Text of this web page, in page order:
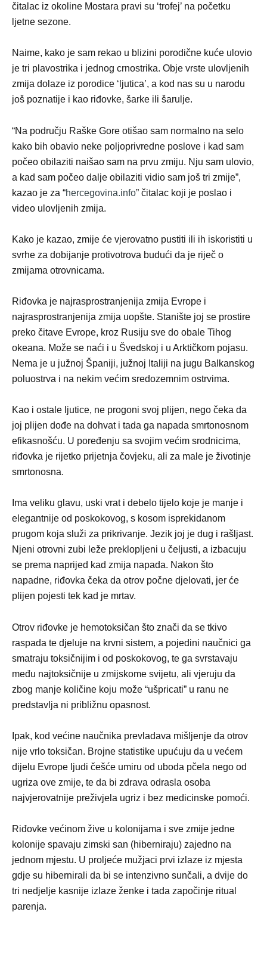
čitalac iz okoline Mostara pravi su ‘trofej’ na početku
ljetne sezone.
Naime, kako je sam rekao u blizini porodične kuće ulovio
je tri plavostrika i jednog crnostrika. Obje vrste ulovljenih
zmija dolaze iz porodice ‘ljutica’, a kod nas su u narodu
još poznatije i kao riđovke, šarke ili šarulje.
“Na području Raške Gore otišao sam normalno na selo
kako bih obavio neke poljoprivredne poslove i kad sam
počeo obilaziti naišao sam na prvu zmiju. Nju sam ulovio,
a kad sam počeo dalje obilaziti vidio sam još tri zmije”,
kazao je za “hercegovina.info” čitalac koji je poslao i
video ulovljenih zmija.
Kako je kazao, zmije će vjerovatno pustiti ili ih iskoristiti u
svrhe za dobijanje protivotrova budući da je riječ o
zmijama otrovnicama.
Riđovka je najrasprostranjenija zmija Еvrope i
najrasprostranjenija zmija uopšte. Stanište joj se prostire
preko čitave Еvrope, kroz Rusiju sve do obale Tihog
okeana. Može se naći i u Švedskoj i u Arktičkom pojasu.
Nema je u južnoj Španiji, južnoj Italiji na jugu Balkanskog
poluostrva i na nekim većim sredozemnim ostrvima.
Kao i ostale ljutice, ne progoni svoj plijen, nego čeka da
joj plijen dođe na dohvat i tada ga napada smrtonosnom
efikasnošću. U poređenju sa svojim većim srodnicima,
riđovka je rijetko prijetnja čovjeku, ali za male je životinje
smrtonosna.
Ima veliku glavu, uski vrat i debelo tijelo koje je manje i
elegantnije od poskokovog, s kosom isprekidanom
prugom koja služi za prikrivanje. Jezik joj je dug i rašljast.
Njeni otrovni zubi leže preklopljeni u čeljusti, a izbacuju
se prema naprijed kad zmija napada. Nakon što
napadne, riđovka čeka da otrov počne djelovati, jer će
plijen pojesti tek kad je mrtav.
Otrov riđovke je hemotoksičan što znači da se tkivo
raspada te djeluje na krvni sistem, a pojedini naučnici ga
smatraju toksičnijim i od poskokovog, te ga svrstavaju
među najtoksičnije u zmijskome svijetu, ali vjeruju da
zbog manje količine koju može “ušpricati” u ranu ne
predstavlja ni približnu opasnost.
Ipak, kod većine naučnika prevladava mišljenje da otrov
nije vrlo toksičan. Brojne statistike upućuju da u većem
dijelu Еvrope ljudi češće umiru od uboda pčela nego od
ugriza ove zmije, te da bi zdrava odrasla osoba
najvjerovatnije preživjela ugriz i bez medicinske pomoći.
Riđovke većinom žive u kolonijama i sve zmije jedne
kolonije spavaju zimski san (hiberniraju) zajedno na
jednom mjestu. U proljeće mužjaci prvi izlaze iz mjesta
gdje su hibernirali da bi se intenzivno sunčali, a dvije do
tri nedjelje kasnije izlaze ženke i tada započinje ritual
parenja.